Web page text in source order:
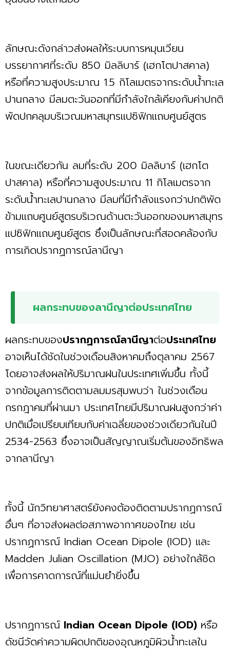
ลักษณะดังกล่าวส่งผลให้ระบบการหมุนเวียน
บรรยากาศที่ระดับ 850 มิลลิบาร์ (เฮกโตปาสคาล)
หรือที่ความสูงประมาณ 1.5 กิโลเมตรจากระดับน้ำทะเล
ปานกลาง มีลมตะวันออกที่มีกำลังใกล้เคียงกับค่าปกติ
พัดปกคลุมบริเวณมหาสมุทรแปซิฟิกแถบศูนย์สูตร
ในขณะเดียวกัน ลมที่ระดับ 200 มิลลิบาร์ (เฮกโต
ปาสคาล) หรือที่ความสูงประมาณ 11 กิโลเมตรจาก
ระดับน้ำทะเลปานกลาง มีลมที่มีกำลังแรงกว่าปกติพัด
ข้ามแถบศูนย์สูตรบริเวณด้านตะวันออกของมหาสมุทร
แปซิฟิกแถบศูนย์สูตร ซึ่งเป็นลักษณะที่สอดคล้องกับ
การเกิดปรากฏการณ์ลานีญา
ผลกระทบของลานีญาต่อประเทศไทย
ผลกระทบของปรากฏการณ์ลานีญาต่อประเทศไทย
อาจเห็นได้ชัดในช่วงเดือนสิงหาคมถึงตุลาคม 2567
โดยอาจส่งผลให้ปริมาณฝนในประเทศเพิ่มขึ้น ทั้งนี้
จากข้อมูลการติดตามลมมรสุมพบว่า ในช่วงเดือน
กรกฎาคมที่ผ่านมา ประเทศไทยมีปริมาณฝนสูงกว่าค่า
ปกติเมื่อเปรียบเทียบกับค่าเฉลี่ยของช่วงเดียวกันในปี
2534-2563 ซึ่งอาจเป็นสัญญาณเริ่มต้นของอิทธิพล
จากลานีญา
ทั้งนี้ นักวิทยาศาสตร์ยังคงต้องติดตามปรากฏการณ์
อื่นๆ ที่อาจส่งผลต่อสภาพอากาศของไทย เช่น
ปรากฏการณ์ Indian Ocean Dipole (IOD) และ
Madden Julian Oscillation (MJO) อย่างใกล้ชิด
เพื่อการคาดการณ์ที่แม่นยำยิ่งขึ้น
ปรากฏการณ์ Indian Ocean Dipole (IOD) หรือ
ดัชนีวัดค่าความผิดปกติของอุณหภูมิผิวน้ำทะเลใน